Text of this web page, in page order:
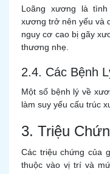
Loãng xương là
xương trở nên yếu và
nguy cơ cao bị gãy
thương nhẹ.
2.4. Các Bệnh
Một số bệnh lý về
làm suy yếu cấu trúc
3. Triệu
Các triệu chứng của
thuộc vào vị trí và